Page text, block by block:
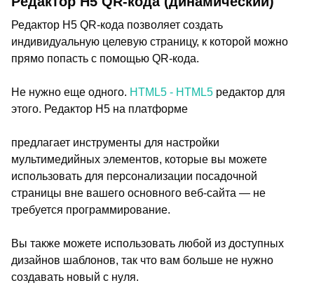
Редактор H5 QR-кода позволяет создать
индивидуальную целевую страницу, к которой можно
прямо попасть с помощью QR-кода.
Не нужно еще одного. HTML5 - HTML5 редактор для
этого. Редактор H5 на платформе
предлагает инструменты для настройки
мультимедийных элементов, которые вы можете
использовать для персонализации посадочной
страницы вне вашего основного веб-сайта — не
требуется программирование.
Вы также можете использовать любой из доступных
дизайнов шаблонов, так что вам больше не нужно
создавать новый с нуля.